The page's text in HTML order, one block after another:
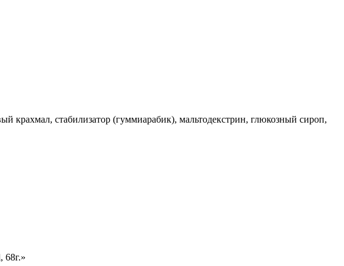
крахмал, стабилизатор (гуммиарабик), мальтодекстрин, глюкозный сироп,
68г.»